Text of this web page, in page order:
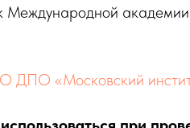
Международной академии
ДПО «Московский